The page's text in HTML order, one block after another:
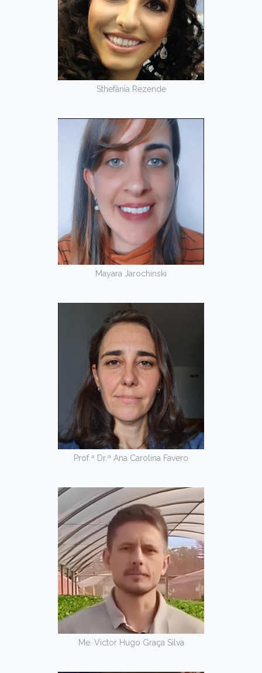
Sthefânia Rezende
Mayara Jarochinski
Prof.ª Dr.ª Ana Carolina Favero
Me. Victor Hugo Graça Silva